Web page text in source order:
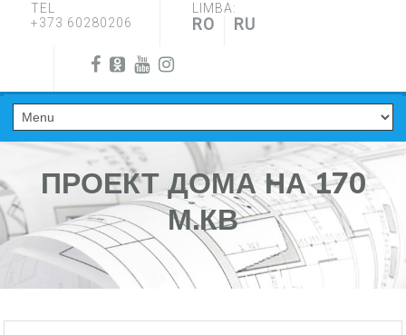
TEL
+373 60280206
LIMBA:
RO RU
ПРОЕКТ ДОМА НА 170
М.КВ